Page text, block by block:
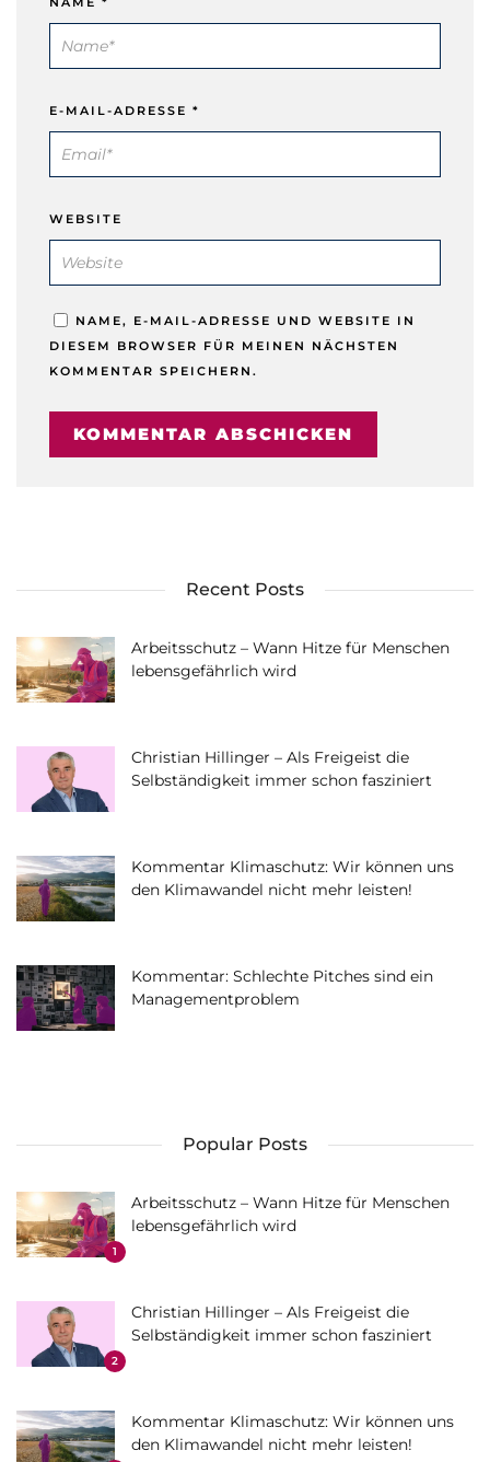
E-MAIL-ADRESSE *
WEBSITE
NAME, E-MAIL-ADRESSE UND WEBSITE IN
DIESEM BROWSER FÜR MEINEN NÄCHSTEN
KOMMENTAR SPEICHERN.
Recent Posts
Arbeitsschutz – Wann Hitze für Menschen
lebensgefährlich wird
Christian Hillinger – Als Freigeist die
Selbständigkeit immer schon fasziniert
Kommentar Klimaschutz: Wir können uns
den Klimawandel nicht mehr leisten!
Kommentar: Schlechte Pitches sind ein
Managementproblem
Popular Posts
1
Arbeitsschutz – Wann Hitze für Menschen
lebensgefährlich wird
2
Christian Hillinger – Als Freigeist die
Selbständigkeit immer schon fasziniert
Kommentar Klimaschutz: Wir können uns
den Klimawandel nicht mehr leisten!